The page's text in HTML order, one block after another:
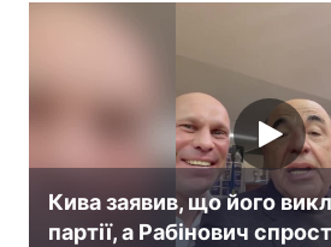
Кива заявив, що його
партії, а Рабінович